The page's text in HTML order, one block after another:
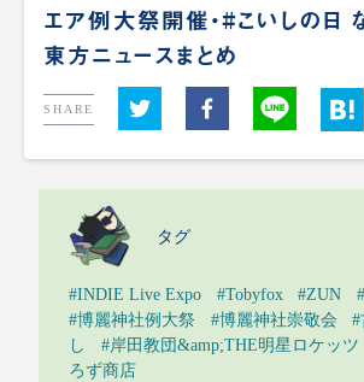
エア例大祭開催・#こいしの日
東方ニュースまとめ
SHARE
タグ
#INDIE Live Expo #Tobyfox #ZUN
#博麗神社例大祭
#博麗神社崇敬会
し
#岸田教団&amp;THE明星ロケッツ
ろず商店